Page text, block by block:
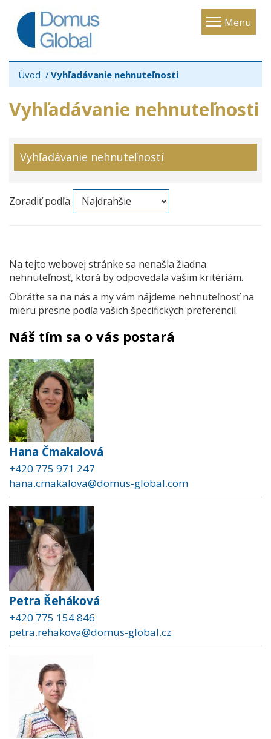
Menu
Toggle
Úvod Vyhľadávanie nehnuteľnosti
Vyhľadávanie nehnuteľnosti
Vyhľadávanie nehnuteľností
Zoradiť podľa
Na tejto webovej stránke sa nenašla žiadna
nehnuteľnosť, ktorá by odpovedala vašim kritériám.
Obráťte sa na nás a my vám nájdeme nehnuteľnosť na
mieru presne podľa vašich špecifických preferencií.
Náš tím sa o vás postará
Hana Čmakalová
+420 775 971 247
hana.cmakalova@domus-global.com
Petra Řeháková
+420 775 154 846
petra.rehakova@domus-global.cz